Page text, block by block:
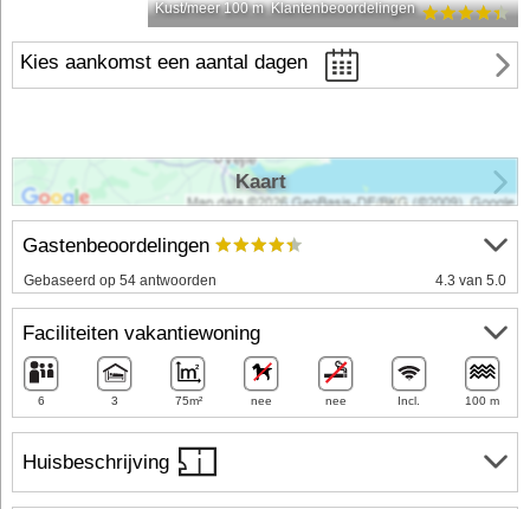
Kust/meer 100 m Klantenbeoordelingen
Kies aankomst een aantal dagen
Huisbeschrijving
Gastenbeoordelingen
Gebaseerd op 54 antwoorden 4.3 van 5.0
Faciliteiten vakantiewoning
6 3 75m² nee nee Incl. 100 m
Kaart